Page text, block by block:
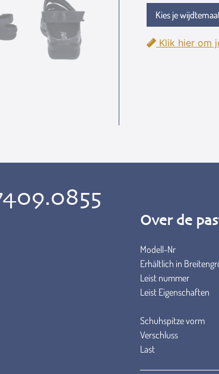
Klik hier om
Over de
Modell-Nr
Erhältlich in
Leist nummer
Leist Eigenschaften
Schuhspitze vorm
Verschluss
Last